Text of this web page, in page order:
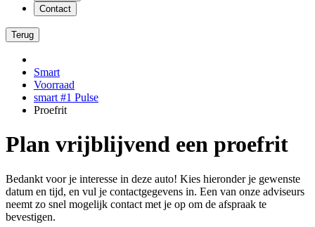
Contact
Terug
Smart
Voorraad
smart #1 Pulse
Proefrit
Plan vrijblijvend een proefrit
Bedankt voor je interesse in deze auto! Kies hieronder je gewenste
datum en tijd, en vul je contactgegevens in. Een van onze adviseurs
neemt zo snel mogelijk contact met je op om de afspraak te
bevestigen.